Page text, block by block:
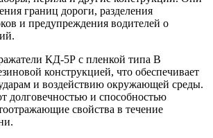
границ дороги, разделения
и предупреждения водителей о
КД-5Р с пленкой типа В
конструкцией, что обеспечивает
и воздействию окружающей среды.
долговечностью и способностью
свойства в течение